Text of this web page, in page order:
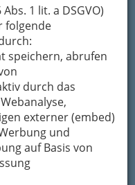
1 lit. a DSGVO)
folgende
speichern, abrufen
durch das
externer (embed)
und
auf Basis von